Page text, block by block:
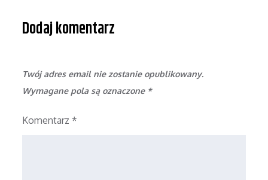
Dodaj komentarz
Twój adres email nie zostanie opublikowany.
Wymagane pola są oznaczone *
Komentarz *